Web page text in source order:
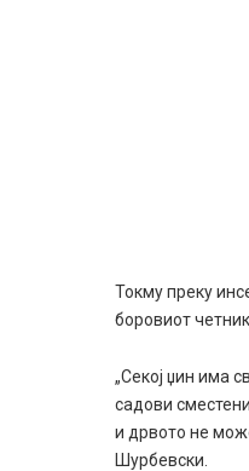
Токму преку
боровиот
„Секој џин има
садови
и дрвото не
Шурбевски.